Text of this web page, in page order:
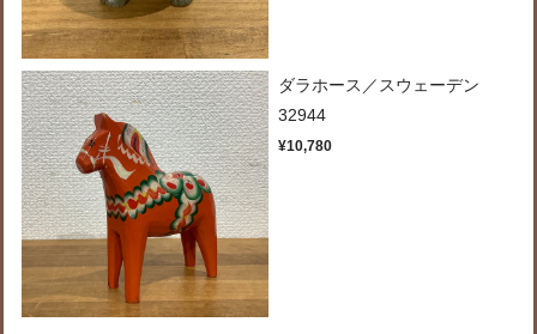
ダラホース／スウェーデン
32944
¥10,780